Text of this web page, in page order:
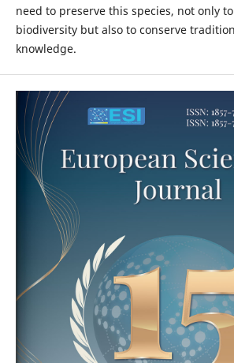
need to preserve this species, not only
biodiversity but also to conserve
knowledge.